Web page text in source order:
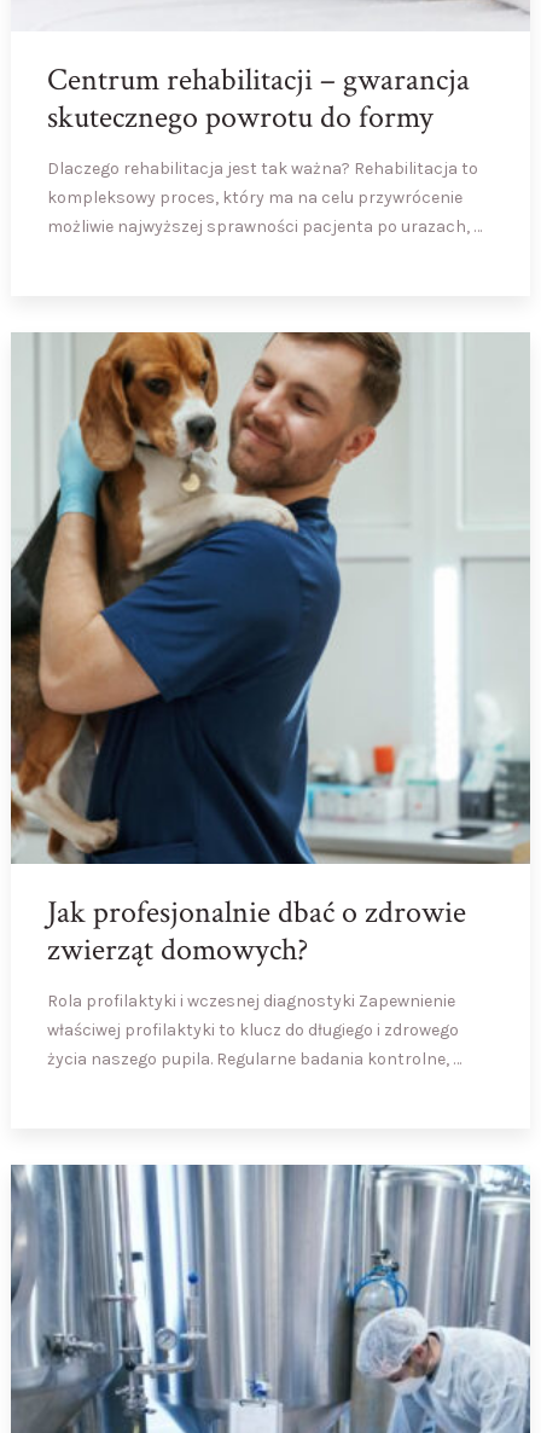
Centrum rehabilitacji – gwarancja
skutecznego powrotu do formy
Dlaczego rehabilitacja jest tak ważna? Rehabilitacja to
kompleksowy proces, który ma na celu przywrócenie
możliwie najwyższej sprawności pacjenta po urazach, …
Jak profesjonalnie dbać o zdrowie
zwierząt domowych?
Rola profilaktyki i wczesnej diagnostyki Zapewnienie
właściwej profilaktyki to klucz do długiego i zdrowego
życia naszego pupila. Regularne badania kontrolne, …